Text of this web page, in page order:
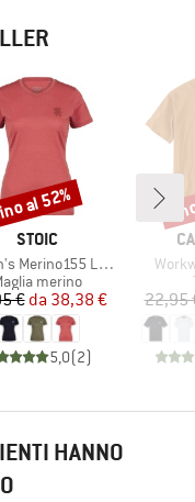
MARCHIO
STOIC
LaholmSt. T-Shirt Daisy Flower
di prodotti
merino
Prezzo
€ Prezzo ridotto
da 38,38 €
5,0(2)
al 52%
22,95
HANNO